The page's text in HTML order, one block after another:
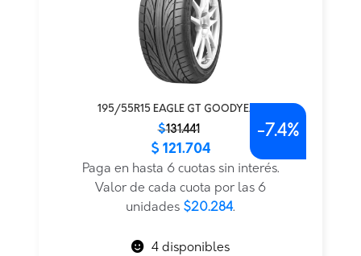
195/55R15 EAGLE GT GOODYEAR
$131.441
original
actual
$ 121.704
Paga en hasta 6 cuotas sin interés.
Valor de cada cuota por las 6
unidades $20.284.
-7.4%
4 disponibles